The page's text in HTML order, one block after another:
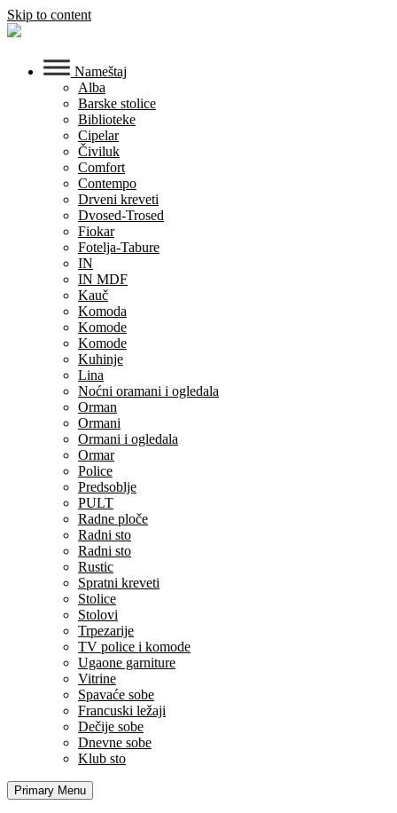
Skip to content
Nameštaj
Alba
Barske stolice
Biblioteke
Cipelar
Čiviluk
Comfort
Contempo
Drveni kreveti
Dvosed-Trosed
Fiokar
Fotelja-Tabure
IN
IN MDF
Kauč
Komoda
Komode
Komode
Kuhinje
Lina
Noćni oramani i ogledala
Orman
Ormani
Ormani i ogledala
Ormar
Police
Predsoblje
PULT
Radne ploče
Radni sto
Radni sto
Rustic
Spratni kreveti
Stolice
Stolovi
Trpezarije
TV police i komode
Ugaone garniture
Vitrine
Spavaće sobe
Francuski ležaji
Dečije sobe
Dnevne sobe
Klub sto
Primary Menu